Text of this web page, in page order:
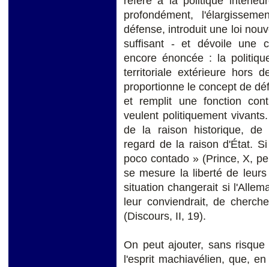
profondément,
défense, introduit une loi
suffisant - et dévoile une
encore énoncée : la
territoriale extérieure hors
proportionne le concept de
et remplit une fonction
veulent politiquement
de la raison historique, de
regard de la raison d'État.
poco contado » (Prince, X,
se mesure la liberté de
situation changerait si
leur conviendrait, de
(Discours, II, 19).
On peut ajouter, sans
l'esprit machiavélien, que,